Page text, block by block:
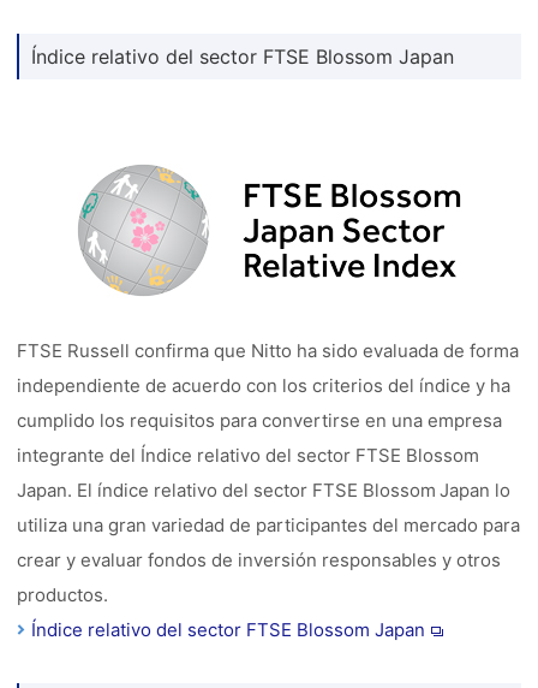
Índice relativo del sector FTSE Blossom Japan
FTSE Russell confirma que Nitto ha sido evaluada de forma
independiente de acuerdo con los criterios del índice y ha
cumplido los requisitos para convertirse en una empresa
integrante del Índice relativo del sector FTSE Blossom
Japan. El índice relativo del sector FTSE Blossom Japan lo
utiliza una gran variedad de participantes del mercado para
crear y evaluar fondos de inversión responsables y otros
productos.
Índice relativo del sector FTSE Blossom Japan